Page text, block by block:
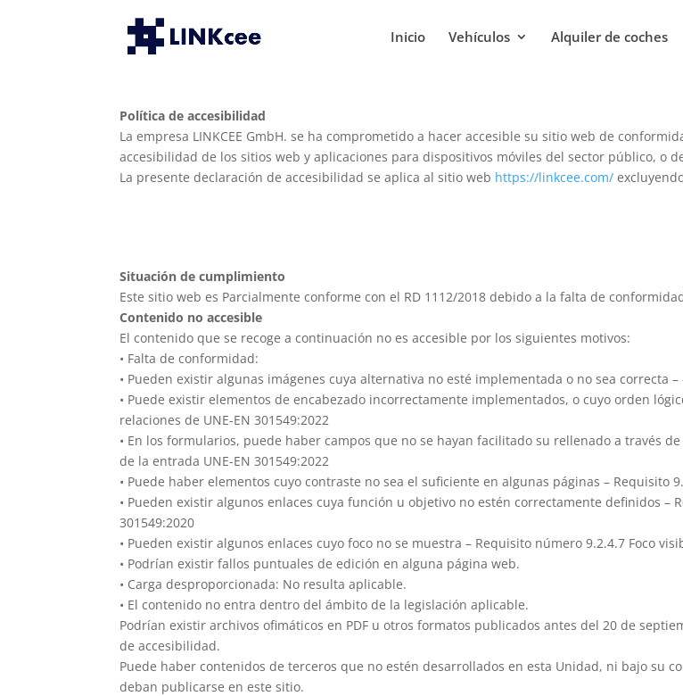
Inicio Vehículos Alquiler de coches
Política de accesibilidad
La empresa LINKCEE GmbH. se ha comprometido a hacer accesible su sitio web de
accesibilidad de los sitios web y aplicaciones para dispositivos móviles del sector público, o
La presente declaración de accesibilidad se aplica al sitio web https://linkcee.com/
Situación de cumplimiento
Este sitio web es Parcialmente conforme con el RD 1112/2018 debido a la falta de
Contenido no accesible
El contenido que se recoge a continuación no es accesible por los siguientes motivos:
• Falta de conformidad:
• Pueden existir algunas imágenes cuya alternativa no esté implementada o no sea correcta
• Puede existir elementos de encabezado incorrectamente implementados, o cuyo orden
relaciones de UNE-EN 301549:2022
• En los formularios, puede haber campos que no se hayan facilitado su rellenado a través
de la entrada UNE-EN 301549:2022
• Puede haber elementos cuyo contraste no sea el suficiente en algunas páginas – Requisito
• Pueden existir algunos enlaces cuya función u objetivo no estén correctamente definidos –
301549:2020
• Pueden existir algunos enlaces cuyo foco no se muestra – Requisito número 9.2.4.7 Foco
• Podrían existir fallos puntuales de edición en alguna página web.
• Carga desproporcionada: No resulta aplicable.
• El contenido no entra dentro del ámbito de la legislación aplicable.
Podrían existir archivos ofimáticos en PDF u otros formatos publicados antes del 20 de
de accesibilidad.
Puede haber contenidos de terceros que no estén desarrollados en esta Unidad, ni bajo su
deban publicarse en este sitio.